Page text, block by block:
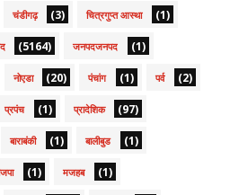
चंडीगढ़ (3) चित्रगुप्त आस्था (1)
(5164) जनपदजनपद (1)
नोएडा (20) पंचांग (1) पर्व (2)
प्रपंच (1) प्रादेशिक (97)
बाराबंकी (1) बालीबुड (1)
(1) मजहब (1)